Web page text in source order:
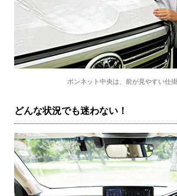
ボンネット中央は、前が見やすい仕掛
どんな状況でも迷わない！